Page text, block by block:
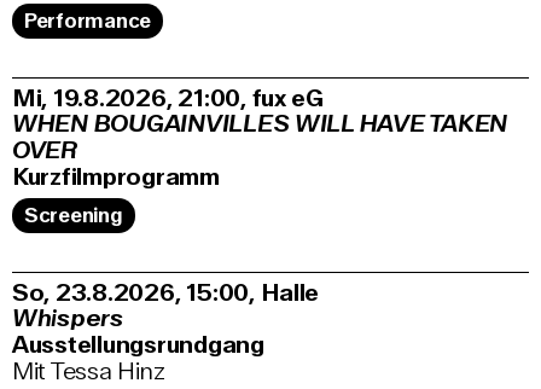
Performance
Mi, 19.8.2026 21:00, fux eG
WHEN BOUGAINVILLES WILL HAVE TAKEN
OVER
Kurzfilmprogramm
Screening
So, 23.8.2026 15:00, Halle
Whispers
Ausstellungsrundgang
Mit Tessa Hinz